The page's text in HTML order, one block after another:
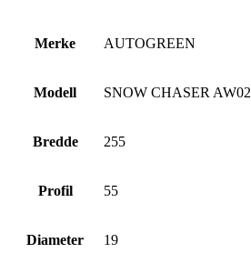
Merke AUTOGREEN
Modell SNOW CHASER AW02
Bredde 255
Profil 55
Diameter 19